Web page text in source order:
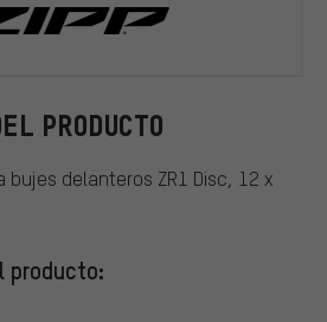
PRODUCTO
bujes delanteros ZR1 Disc, 12 x
producto: